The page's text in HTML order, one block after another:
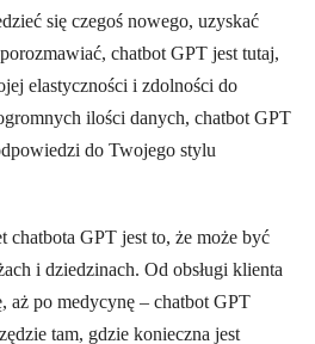
się czegoś nowego, uzyskać
chatbot GPT jest tutaj,
elastyczności i zdolności do
ilości danych, chatbot GPT
do Twojego stylu
chatbota GPT jest to, że może być
i dziedzinach. Od obsługi klienta
aż po medycynę – chatbot GPT
tam, gdzie konieczna jest